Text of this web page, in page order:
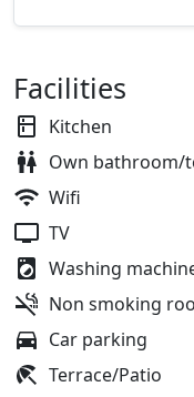
Facilities
Kitchen
Own bathroom/
Wifi
TV
Washing
Non smoking
Car parking
Terrace/Patio